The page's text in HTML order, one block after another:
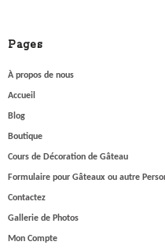
Pages
À propos de nous
Accueil
Blog
Boutique
Cours de Décoration de Gâteau
Formulaire pour Gâteaux ou autre
Contactez
Gallerie de Photos
Mon Compte